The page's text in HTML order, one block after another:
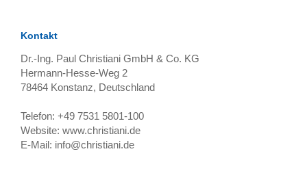
Kontakt
Dr.-Ing. Paul Christiani GmbH & Co. KG
Hermann-Hesse-Weg 2
78464 Konstanz, Deutschland
Telefon: +49 7531 5801-100
Website: www.christiani.de
E-Mail: info@christiani.de